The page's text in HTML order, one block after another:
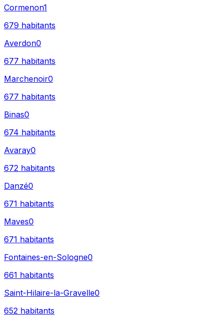
Cormenon1
679 habitants
Averdon0
677 habitants
Marchenoir0
677 habitants
Binas0
674 habitants
Avaray0
672 habitants
Danzé0
671 habitants
Maves0
671 habitants
Fontaines-en-Sologne0
661 habitants
Saint-Hilaire-la-Gravelle0
652 habitants